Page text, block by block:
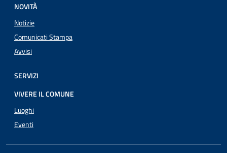
NOVITÀ
Notizie
Comunicati Stampa
Avvisi
SERVIZI
VIVERE IL COMUNE
Luoghi
Eventi